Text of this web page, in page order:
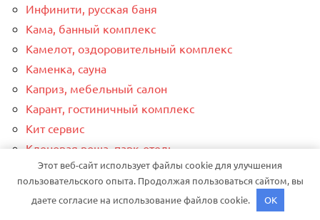
Инфинити, русская баня
Кама, банный комплекс
Камелот, оздоровительный комплекс
Каменка, сауна
Каприз, мебельный салон
Карант, гостиничный комплекс
Кит сервис
Кленовая роща, парк-отель
Компания по эвакуации автомобилей, Компания
по эвакуации автомобилей
Комфортавто, автокомплекс
Этот веб-сайт использует файлы cookie для улучшения
пользовательского опыта. Продолжая пользоваться сайтом, вы
даете согласие на использование файлов cookie.
OK